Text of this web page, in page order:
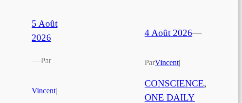
5 Août
2026
—Par
Vincent|
4 Août 2026—
ParVincent|
CONSCIENCE
ONE DAILY